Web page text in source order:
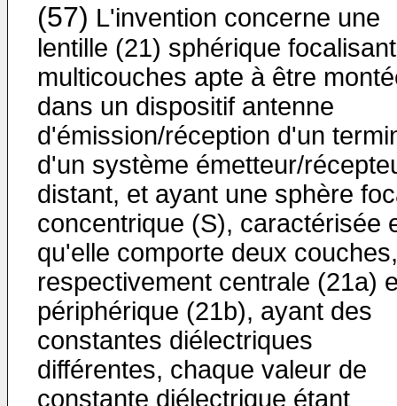
(57) L'invention concerne une
lentille (21) sphérique
multicouches apte à être
dans un dispositif antenne
d'émission/réception d'un
d'un système émetteur/
distant, et ayant une sphère
concentrique (S), caractérisée
qu'elle comporte deux couches,
respectivement centrale (21a)
périphérique (21b), ayant des
constantes diélectriques
différentes, chaque valeur de
constante diélectrique étant